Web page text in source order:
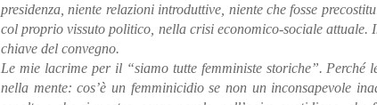
presidenza, niente relazioni introduttive, niente che fosse
col proprio vissuto politico, nella crisi economico-sociale attuale.
chiave del convegno.
Le mie lacrime per il “siamo tutte femministe storiche”. Perché
nella mente: cos’è un femminicidio se non un inconsapevole